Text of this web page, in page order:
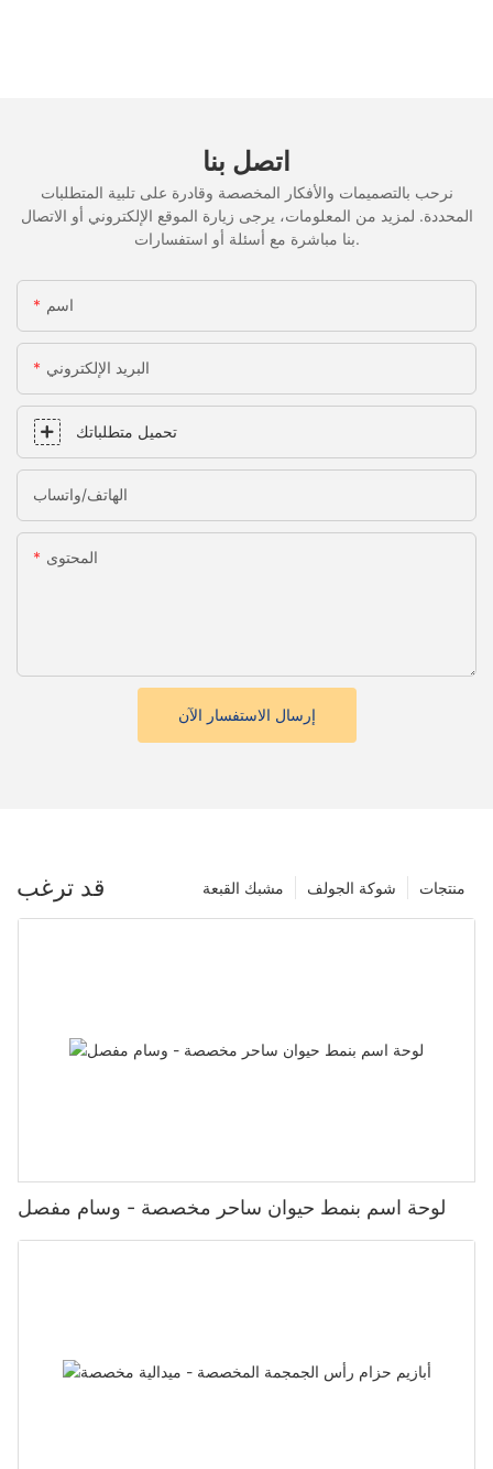
اتصل بنا
نرحب بالتصميمات والأفكار المخصصة وقادرة على تلبية المتطلبات
المحددة. لمزيد من المعلومات، يرجى زيارة الموقع الإلكتروني أو الاتصال
بنا مباشرة مع أسئلة أو استفسارات.
اسم
البريد الإلكتروني
تحميل متطلباتك
الهاتف/واتساب
المحتوى
إرسال الاستفسار الآن
قد ترغب منتجات شوكة الجولف مشبك القبعة
لوحة اسم بنمط حيوان ساحر مخصصة - وسام مفصل